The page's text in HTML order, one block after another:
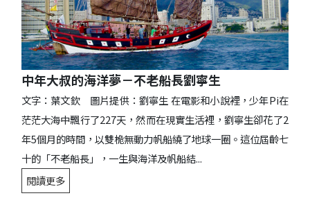
中年大叔的海洋夢－不老船長劉寧生
文字：葉文欽 圖片提供：劉寧生 在電影和小說裡，少年Pi在
茫茫大海中飄行了227天，然而在現實生活裡，劉寧生卻花了2
年5個月的時間，以雙桅無動力帆船繞了地球一圈。這位屆齡七
十的「不老船長」，一生與海洋及帆船結...
閱讀更多